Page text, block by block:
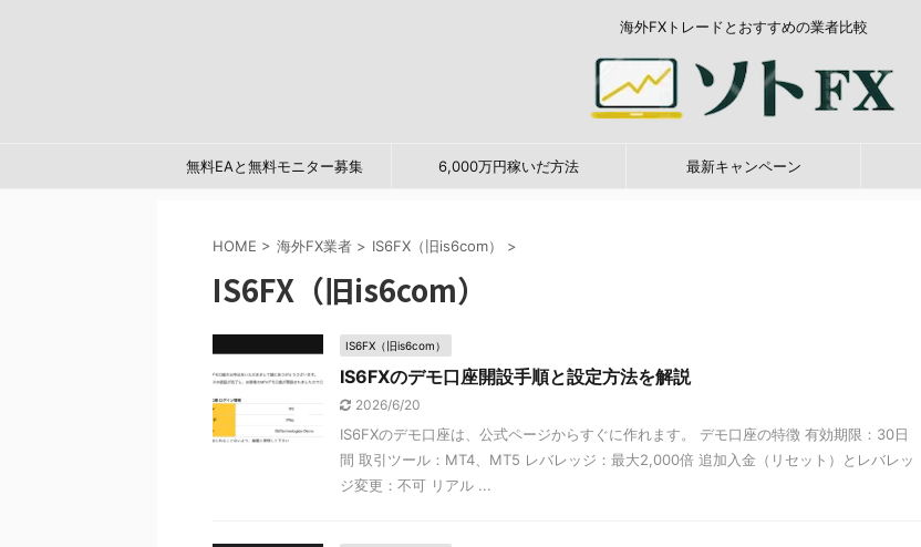
海外FXトレードとおすすめの業者比較
無料EAと無料モニター募集 6,000万円稼いだ方法 最新キャンペーン
HOME > 海外FX業者 > IS6FX（旧is6com） >
IS6FX（旧is6com）
IS6FX（旧is6com）
IS6FXのデモ口座開設手順と設定方法を解説
2026/6/20
IS6FXのデモ口座は、公式ページからすぐに作れます。 デモ口座の特徴 有効期限：30日
間 取引ツール：MT4、MT5 レバレッジ：最大2,000倍 追加入金（リセット）とレバレッ
ジ変更：不可 リアル ...